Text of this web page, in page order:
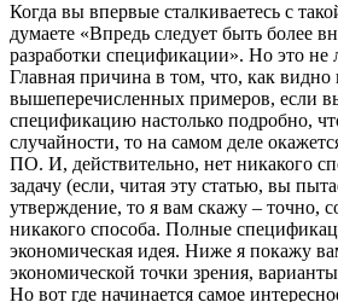
Когда вы впервые сталкиваетесь с
думаете «Впредь следует быть более
разработки спецификации». Но это не
Главная причина в том, что, как видно
вышеперечисленных примеров, если вы
спецификацию настолько подробно,
случайности, то на самом деле
ПО. И, действительно, нет никакого
задачу (если, читая эту статью, вы
утверждение, то я вам скажу – точно,
никакого способа. Полные
экономическая идея. Ниже я покажу
экономической точки зрения,
Но вот где начинается самое